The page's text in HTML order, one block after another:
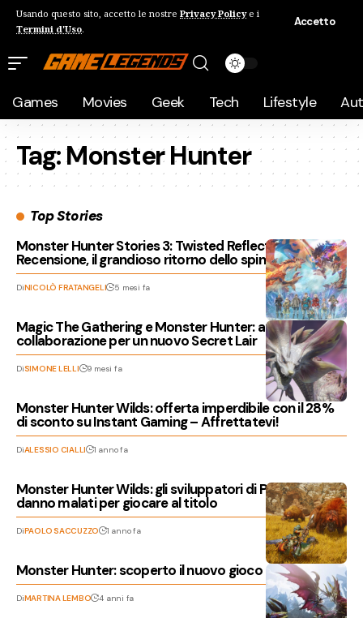
Usando questo sito, accetto le nostre Privacy Policye i
Termini d'Uso.
Accetto
Games Movies Geek Tech Lifestyle
Tag:Monster Hunter
Top Stories
Monster Hunter Stories 3: Twisted Reflection
Recensione, il grandioso ritorno dello spin off JRPG
DiNICOLÒ FRATANGELI 5 mesi fa
Magic The Gathering e Monster Hunter: annunciata la
collaborazione per un nuovo Secret Lair
DiSIMONE LELLI 9 mesi fa
Monster Hunter Wilds: offerta imperdibile con il 28%
di sconto su Instant Gaming – Affrettatevi!
DiALESSIO CIALLI 1 anno fa
Monster Hunter Wilds: gli sviluppatori di Palworld si
danno malati per giocare al titolo
DiPAOLO SACCUZZO 1 anno fa
Monster Hunter: scoperto il nuovo gioco della serie?
DiMARTINA LEMBO 4 anni fa